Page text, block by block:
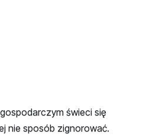
świeci się
nie sposób zignorować.